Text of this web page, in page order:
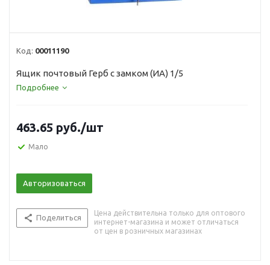
Код: 00011190
Ящик почтовый Герб с замком (ИА) 1/5
Подробнее
463.65 руб./шт
Мало
Авторизоваться
Поделиться
Цена действительна только для оптового
интернет-магазина и может отличаться
от цен в розничных магазинах